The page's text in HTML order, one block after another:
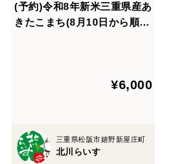
(予約)令和8年新米三重県産あ
きたこまち(8月10日から順次
¥6,000
三重県松阪市嬉野新屋庄町
北川らいす